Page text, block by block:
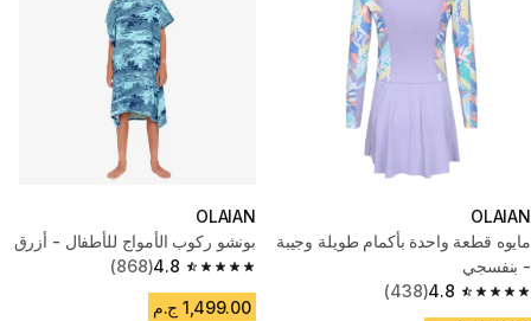
OLAIAN
مايوه قطعة واحدة بأكمام طويلة وجيبة
- بنفسجي
4.8
4.8 out of 5 stars from 438 reviews
(438)
OLAIAN
بونشو ركوب الأمواج للأطفال - أزرق
4.8
4.8 out of 5 stars from 868 reviews
(868)
1,499.00 ج.م